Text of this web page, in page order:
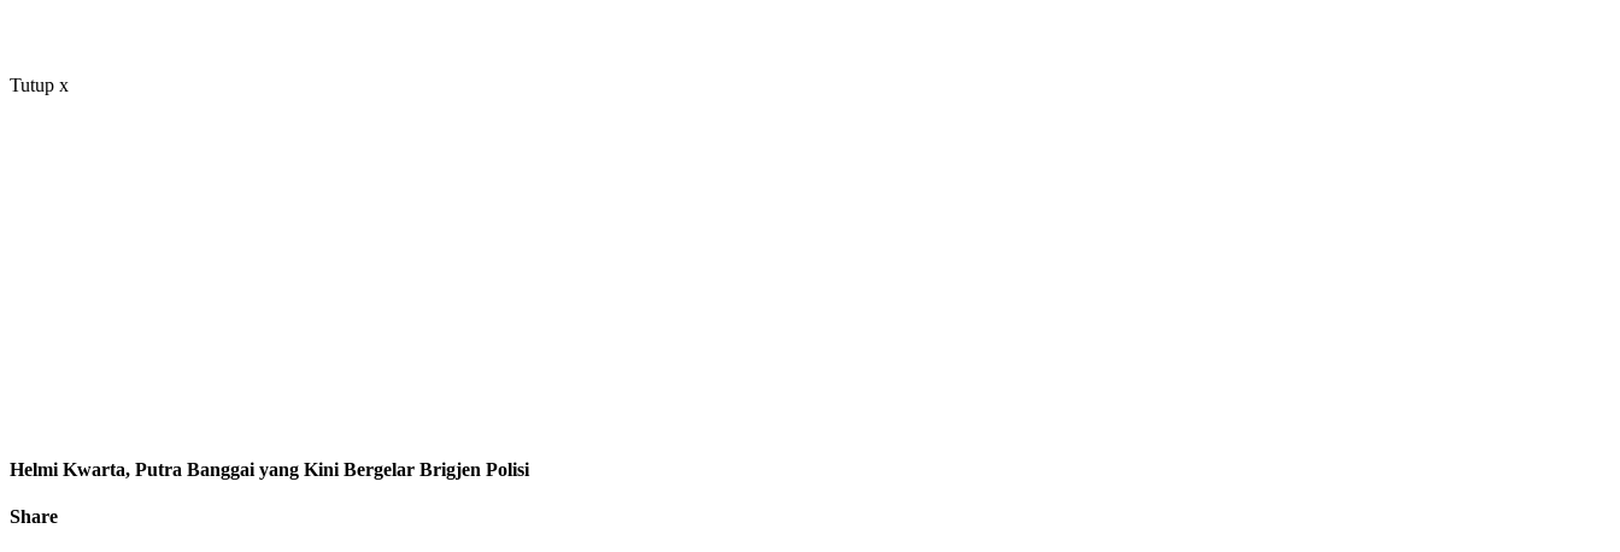
Tutup x
Helmi Kwarta, Putra Banggai yang Kini Bergelar Brigjen Polisi
Share